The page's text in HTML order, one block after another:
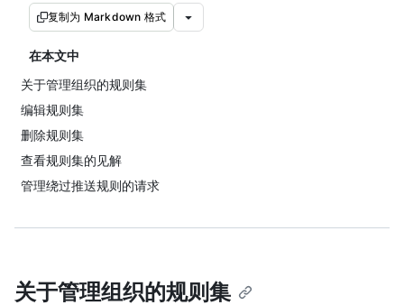
复制为 Markdown 格式
在本文中
关于管理组织的规则集
编辑规则集
删除规则集
查看规则集的见解
管理绕过推送规则的请求
关于管理组织的规则集